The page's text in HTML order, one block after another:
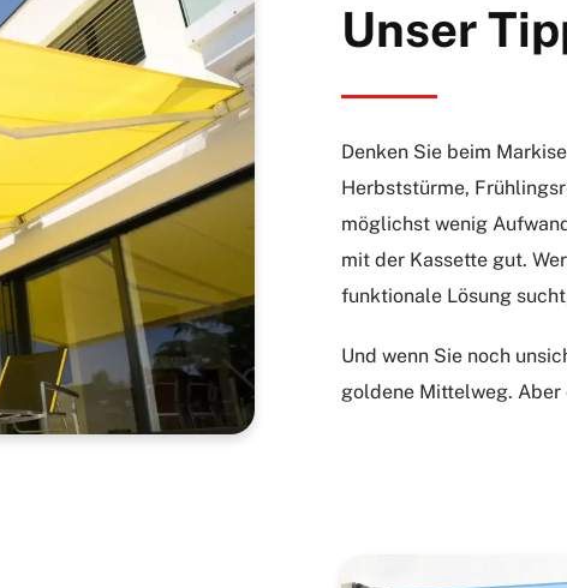
Unser
Denken Sie beim
Herbststürme,
möglichst wenig
mit der Kassette gut.
funktionale Lösung
Und wenn Sie noch
goldene Mittelweg. Aber